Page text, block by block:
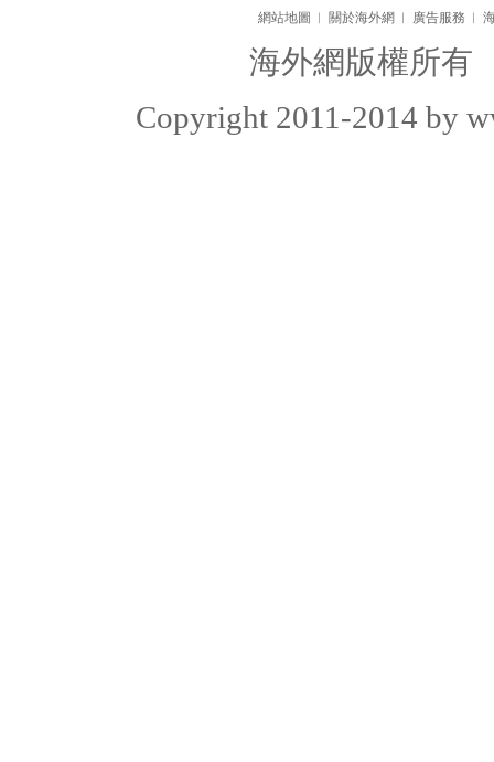
網站地圖 ︱ 關於海外網 ︱ 廣告服務 ︱
海外網版權所有
Copyright 2011-2014 by